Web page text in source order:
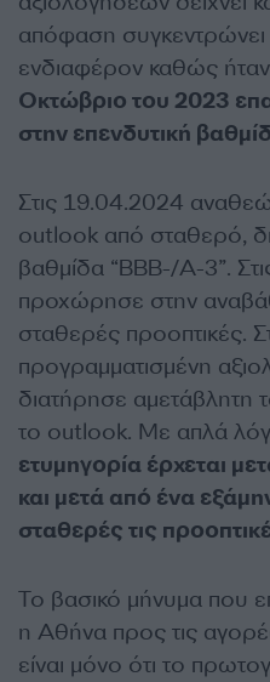
απόφαση
ενδιαφέρον καθώς ήταν
Οκτώβριο του 2023
στην επενδυτική
Στις 19.04.2024
outlook από σταθερό,
βαθμίδα “BBB-/A-3”.
προχώρησε στην
σταθερές προοπτικές.
προγραμματισμένη
διατήρησε αμετάβλητη
το outlook. Με απλά
ετυμηγορία έρχεται
και μετά από ένα
σταθερές τις
Το βασικό μήνυμα που
η Αθήνα προς τις
είναι μόνο ότι το